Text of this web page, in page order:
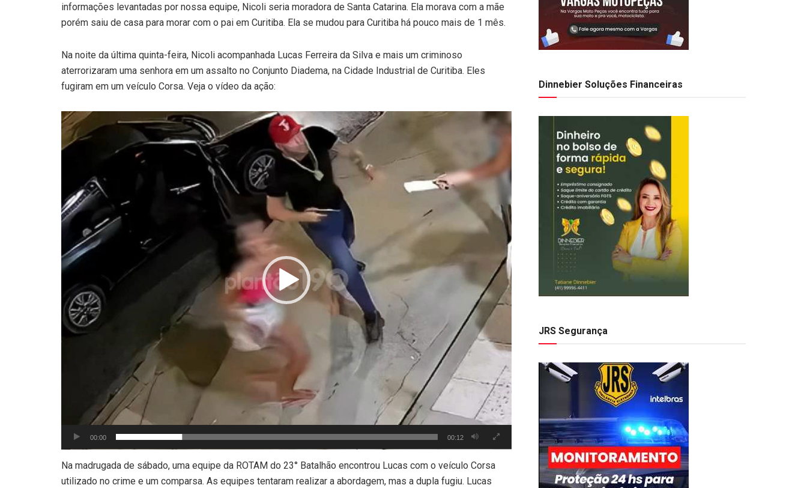
informações levantadas por nossa equipe, Nicoli seria moradora de Santa Catarina. Ela morava com a mãe
porém saiu de casa para morar com o pai em Curitiba. Ela se mudou para Curitiba há pouco mais de 1 mês.
Na noite da última quinta-feira, Nicoli acompanhada Lucas Ferreira da Silva e mais um criminoso
aterrorizaram uma senhora em um assalto no Conjunto Diadema, na Cidade Industrial de Curitiba. Eles
fugiram em um veículo Corsa. Veja o vídeo da ação:
Tocador
de
vídeo
00:00 00:12
Na madrugada de sábado, uma equipe da ROTAM do 23° Batalhão encontrou Lucas com o veículo Corsa
utilizado no crime e um comparsa. As equipes tentaram realizar a abordagem, mas a dupla fugiu. Lucas
Dinnebier Soluções Financeiras
JRS Segurança